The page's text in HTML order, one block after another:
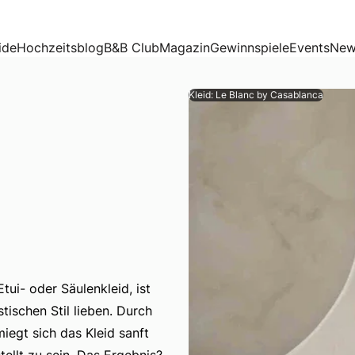
HochzeitsblogB&B ClubMagazinGewinnspieleEvents
oder Säulenkleid, ist die perfekte Wahl für Bräute,
oder Säulenkleid, ist
Stil lieben. Durch
sich das Kleid sanft
Kleid: Le Blanc by Casablanca